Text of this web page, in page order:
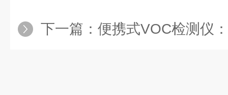
下一篇： 便携式VOC检测仪：